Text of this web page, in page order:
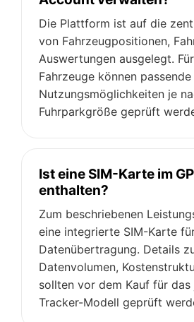
Die Plattform ist auf die
von Fahrzeugpositionen,
Auswertungen ausgelegt.
Fahrzeuge können
Nutzungsmöglichkeiten je
Fuhrparkgröße geprüft
Ist eine SIM-Karte im
enthalten?
Zum beschriebenen
eine integrierte SIM-Karte
Datenübertragung. Details
Datenvolumen,
sollten vor dem Kauf für
Tracker-Modell geprüft